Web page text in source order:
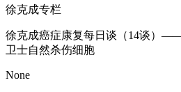
徐克成专栏
徐克成癌症康复每日谈（14谈）
卫士自然杀伤细胞
None